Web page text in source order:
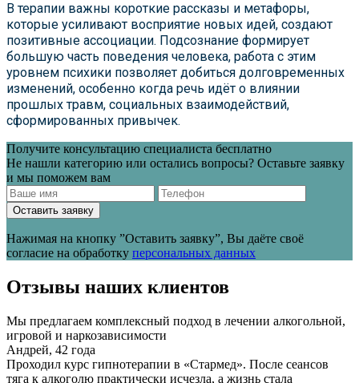
В терапии важны короткие рассказы и метафоры,
которые усиливают восприятие новых идей, создают
позитивные ассоциации. Подсознание формирует
большую часть поведения человека, работа с этим
уровнем психики позволяет добиться долговременных
изменений, особенно когда речь идёт о влиянии
прошлых травм, социальных взаимодействий,
сформированных привычек.
Получите консультацию специалиста бесплатно
Не нашли категорию или остались вопросы? Оставьте заявку
и мы поможем вам
Оставить заявку
Нажимая на кнопку ”Оставить заявку”, Вы даёте своё
согласие на обработку персональных данных
Отзывы наших клиентов
Мы предлагаем комплексный подход в лечении алкогольной,
игровой и наркозависимости
Андрей, 42 года
Проходил курс гипнотерапии в «Стармед». После сеансов
тяга к алкоголю практически исчезла, а жизнь стала